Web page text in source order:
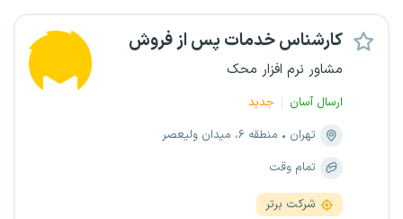
کارشناس خدمات پس از فروش
مشاور نرم افزار محک
ارسال آسان
جدید
تهران
منطقه ۶، میدان ولیعصر
تمام وقت
شرکت برتر